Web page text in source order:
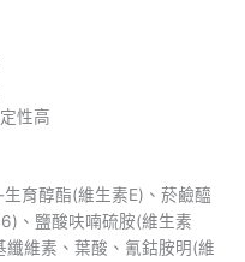
性高
育醇酯(維生素E)、菸鹼醯
、鹽酸呋喃硫胺(維生素
纖維素、葉酸、氰鈷胺明(維